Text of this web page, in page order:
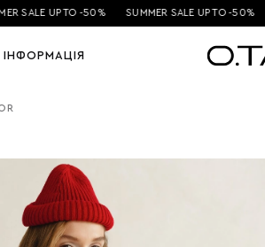
SALE UP TO -50% SUMMER SALE UP TO -50%
ІНФОРМАЦІЯ